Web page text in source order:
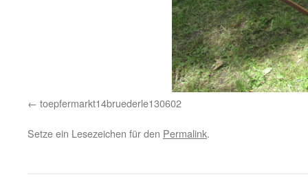
toepfermarkt14bruederle130602
Setze ein Lesezeichen für den Permalink.